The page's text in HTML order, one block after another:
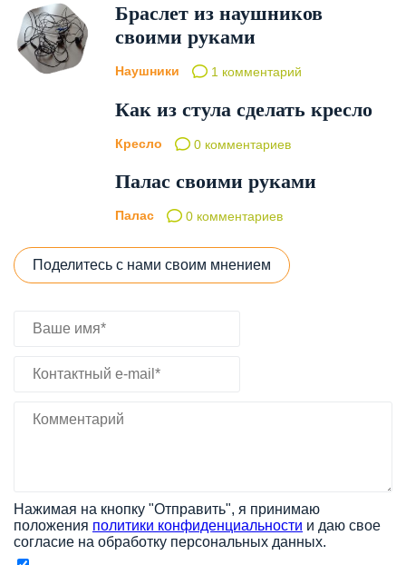
Браслет из наушников
своими руками
Наушники 1 комментарий
Как из стула сделать кресло
Кресло 0 комментариев
Палас своими руками
Палас 0 комментариев
Поделитесь с нами своим мнением
Нажимая на кнопку "Отправить", я принимаю
положения политики конфиденциальности и даю свое
согласие на обработку персональных данных.